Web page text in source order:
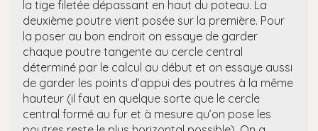
la tige filetée dépassant en haut du poteau. La
deuxième poutre vient posée sur la première. Pour
la poser au bon endroit on essaye de garder
chaque poutre tangente au cercle central
déterminé par le calcul au début et on essaye aussi
de garder les points d’appui des poutres à la même
hauteur (il faut en quelque sorte que le cercle
central formé au fur et à mesure qu’on pose les